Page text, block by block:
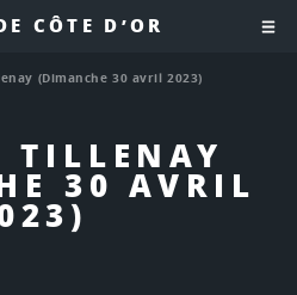
CÔTE D’OR
TILLENAY
30 AVRIL
(Dimanche 30 avril 2023)